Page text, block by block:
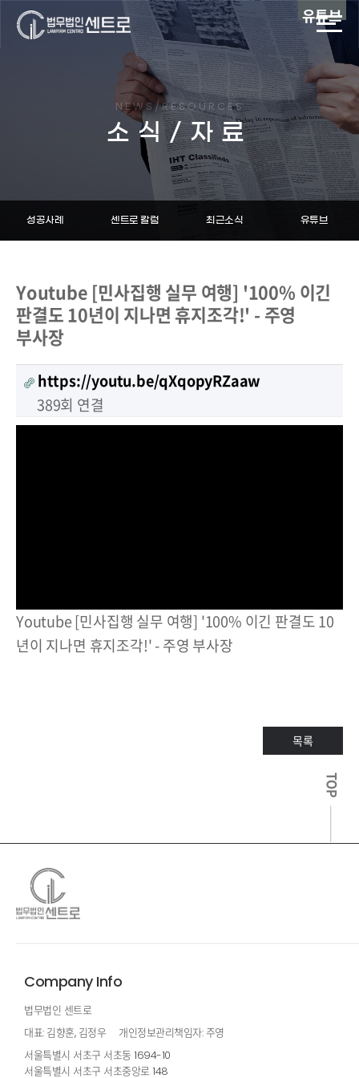
NEWS/RESOURCES
소식/자료
성공사례 센트로 칼럼 최근소식 유튜브
유튜브
Youtube [민사집행 실무 여행] '100% 이긴
판결도 10년이 지나면 휴지조각!' - 주영
부사장
https://youtu.be/qXqopyRZaaw
389회 연결
Youtube [민사집행 실무 여행] '100% 이긴 판결도 10
년이 지나면 휴지조각!' - 주영 부사장
목록
Company Info
법무법인 센트로
대표: 김향훈, 김정우
개인정보관리책임자: 주영
서울특별시 서초구 서초동 1694-10
서울특별시 서초구 서초중앙로 148
TOP